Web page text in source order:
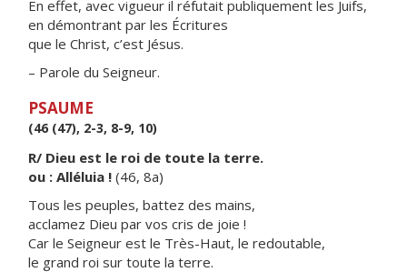
En effet, avec vigueur il réfutait publiquement les Juifs,
en démontrant par les Écritures
que le Christ, c’est Jésus.
– Parole du Seigneur.
PSAUME
(46 (47), 2-3, 8-9, 10)
R/ Dieu est le roi de toute la terre.
ou : Alléluia ! (46, 8a)
Tous les peuples, battez des mains,
acclamez Dieu par vos cris de joie !
Car le Seigneur est le Très-Haut, le redoutable,
le grand roi sur toute la terre.